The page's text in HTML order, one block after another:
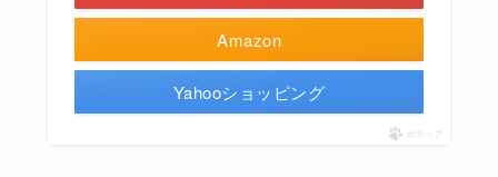
Amazon
Yahooショッピング
ポチップ